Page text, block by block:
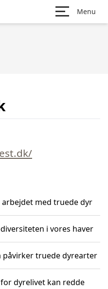
Menu
med truede dyr
i vores haver
påvirker truede dyrearter
dyrelivet kan redde